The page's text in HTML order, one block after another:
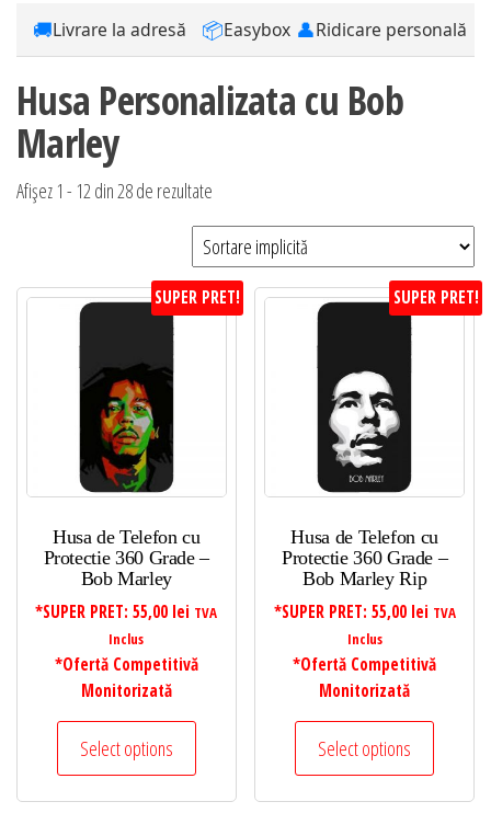
🚚Livrare la adresă 📦Easybox 👤Ridicare personală
Husa Personalizata cu Bob
Marley
Afișez 1 - 12 din 28 de rezultate
SUPER PRET!
Husa de Telefon cu
Protectie 360 Grade –
Bob Marley
*SUPER PRET:55,00 lei TVA
Inclus
*Ofertă Competitivă
Monitorizată
Select options
SUPER PRET!
Husa de Telefon cu
Protectie 360 Grade –
Bob Marley Rip
*SUPER PRET: 55,00 lei TVA
Inclus
*Ofertă Competitivă
Monitorizată
Select options